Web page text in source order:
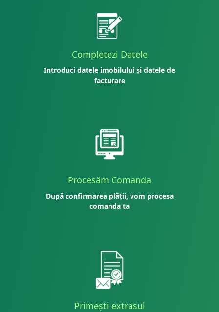
Completezi Datele
Introduci datele imobilului și datele de
facturare
Procesăm Comanda
După confirmarea plății, vom procesa
comanda ta
Primești extrasul